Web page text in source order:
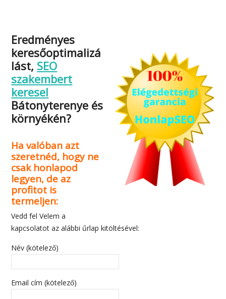
Eredményes
keresőoptimalizá
lást, SEO
szakembert
keresel
Bátonyterenye és
környékén?
Ha valóban azt
szeretnéd, hogy ne
csak honlapod
legyen, de az
profitot is
termeljen:
Vedd fel Velem a
kapcsolatot az alábbi űrlap kitöltésével:
Név (kötelező)
Email cím (kötelező)